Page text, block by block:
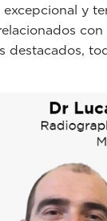
y
destacados,